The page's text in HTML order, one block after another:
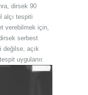
dirsek 90
alçı tespiti
verebilmek için,
serbest
değilse, açık
uygulanır.